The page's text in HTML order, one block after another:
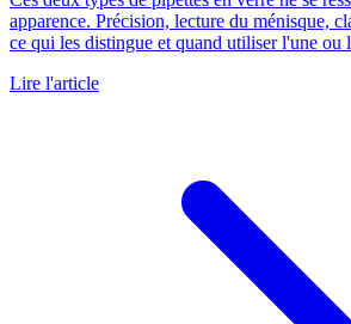
apparence. Précision, lecture du ménisque,
ce qui les distingue et quand utiliser l'une ou
Lire l'article